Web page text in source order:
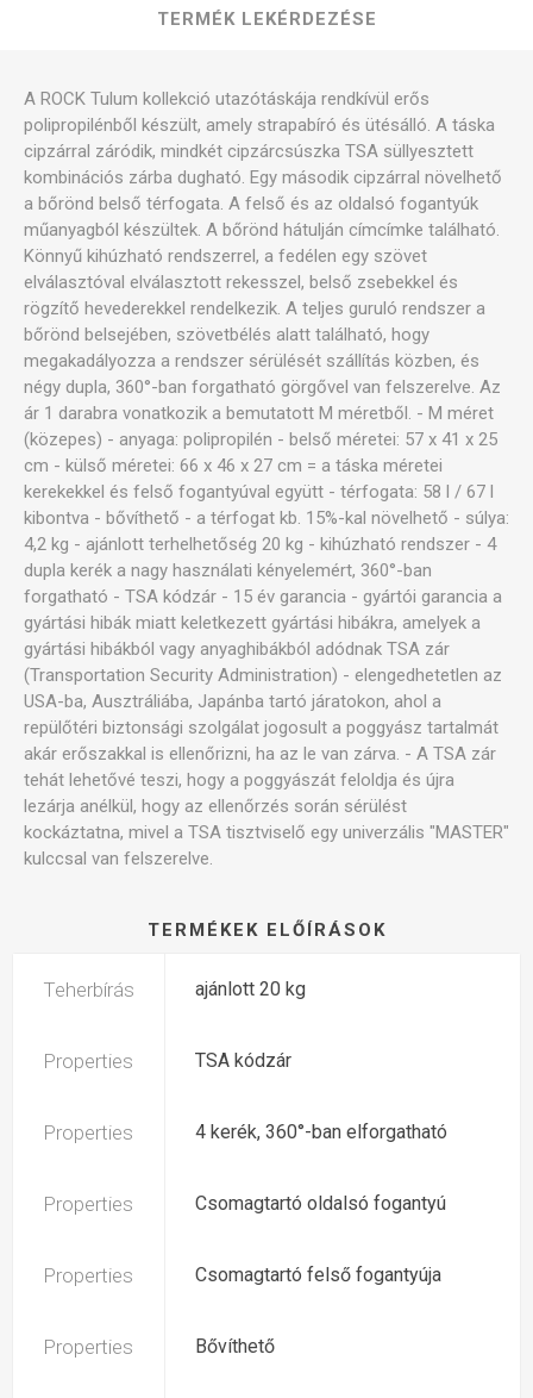
TERMÉK LEKÉRDEZÉSE
A ROCK Tulum kollekció utazótáskája rendkívül erős
polipropilénből készült, amely strapabíró és ütésálló. A táska
cipzárral záródik, mindkét cipzárcsúszka TSA süllyesztett
kombinációs zárba dugható. Egy második cipzárral növelhető
a bőrönd belső térfogata. A felső és az oldalsó fogantyúk
műanyagból készültek. A bőrönd hátulján címcímke található.
Könnyű kihúzható rendszerrel, a fedélen egy szövet
elválasztóval elválasztott rekesszel, belső zsebekkel és
rögzítő hevederekkel rendelkezik. A teljes guruló rendszer a
bőrönd belsejében, szövetbélés alatt található, hogy
megakadályozza a rendszer sérülését szállítás közben, és
négy dupla, 360°-ban forgatható görgővel van felszerelve. Az
ár 1 darabra vonatkozik a bemutatott M méretből. - M méret
(közepes) - anyaga: polipropilén - belső méretei: 57 x 41 x 25
cm - külső méretei: 66 x 46 x 27 cm = a táska méretei
kerekekkel és felső fogantyúval együtt - térfogata: 58 l / 67 l
kibontva - bővíthető - a térfogat kb. 15%-kal növelhető - súlya:
4,2 kg - ajánlott terhelhetőség 20 kg - kihúzható rendszer - 4
dupla kerék a nagy használati kényelemért, 360°-ban
forgatható - TSA kódzár - 15 év garancia - gyártói garancia a
gyártási hibák miatt keletkezett gyártási hibákra, amelyek a
gyártási hibákból vagy anyaghibákból adódnak TSA zár
(Transportation Security Administration) - elengedhetetlen az
USA-ba, Ausztráliába, Japánba tartó járatokon, ahol a
repülőtéri biztonsági szolgálat jogosult a poggyász tartalmát
akár erőszakkal is ellenőrizni, ha az le van zárva. - A TSA zár
tehát lehetővé teszi, hogy a poggyászát feloldja és újra
lezárja anélkül, hogy az ellenőrzés során sérülést
kockáztatna, mivel a TSA tisztviselő egy univerzális "MASTER"
kulccsal van felszerelve.
TERMÉKEK ELŐÍRÁSOK
Teherbírás ajánlott 20 kg
Properties TSA kódzár
Properties 4 kerék, 360°-ban elforgatható
Properties Csomagtartó oldalsó fogantyú
Properties Csomagtartó felső fogantyúja
Properties Bővíthető